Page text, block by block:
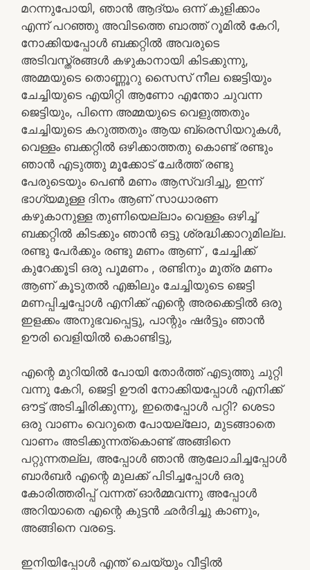
മറന്നുപോയി, ഞാൻ ആദ്യം ഒന്ന് കുളിക്കാം
എന്ന് പറഞ്ഞു അവിടത്തെ ബാത്ത് റൂമിൽ കേറി,
നോക്കിയപ്പോൾ ബക്കറ്റിൽ അവരുടെ
അടിവസ്ത്രങ്ങൾ കഴുകാനായി കിടക്കുന്നു,
അമ്മയുടെ തൊണ്ണൂറു സൈസ് നീല ജെട്ടിയും
ചേച്ചിയുടെ എയിറ്റി ആണോ എന്തോ ചുവന്ന
ജെട്ടിയും, പിന്നെ അമ്മയുടെ വെളുത്തതും
ചേച്ചിയുടെ കറുത്തതും ആയ ബ്രെസിയറുകൾ,
വെള്ളം ബക്കറ്റിൽ ഒഴിക്കാത്തതു കൊണ്ട് രണ്ടും
ഞാൻ എടുത്തു മൂക്കോട് ചേർത്ത് രണ്ടു
പേരുടെയും പെൺ മണം ആസ്വദിച്ചു, ഇന്ന്
ഭാഗ്യമുള്ള ദിനം ആണ് സാധാരണ
കഴുകാനുള്ള തുണിയെല്ലാം വെള്ളം ഒഴിച്ച്
ബക്കറ്റിൽ കിടക്കും ഞാൻ ഒട്ടു ശ്രദ്ധിക്കാറുമില്ല.
രണ്ടു പേർക്കും രണ്ടു മണം ആണ് , ചേച്ചിക്ക്
കുറേക്കൂടി ഒരു പൂമണം , രണ്ടിനും മൂത്ര മണം
ആണ് കൂടുതൽ എങ്കിലും ചേച്ചിയുടെ ജെട്ടി
മണപ്പിച്ചപ്പോൾ എനിക്ക് എന്റെ അരക്കെട്ടിൽ ഒരു
ഇളക്കം അനുഭവപ്പെട്ടു, പാന്റും ഷർട്ടും ഞാൻ
ഊരി വെളിയിൽ കൊണ്ടിട്ടു,
എന്റെ മുറിയിൽ പോയി തോർത്ത് എടുത്തു ചുറ്റി
വന്നു കേറി, ജെട്ടി ഊരി നോക്കിയപ്പോൾ എനിക്ക്
ഔട്ട് അടിച്ചിരിക്കുന്നു, ഇതെപ്പോൾ പറ്റി? ശെടാ
ഒരു വാണം വെറുതെ പോയല്ലോ, മുടങ്ങാതെ
വാണം അടിക്കുന്നത്കൊണ്ട് അങ്ങിനെ
പറ്റുന്നതല്ല, അപ്പോൾ ഞാൻ ആലോചിച്ചപ്പോൾ
ബാർബർ എന്റെ മുലക്ക് പിടിച്ചപ്പോൾ ഒരു
കോരിത്തരിപ്പ് വന്നത് ഓർമ്മവന്നു അപ്പോൾ
അറിയാതെ എന്റെ കുട്ടൻ ഛർദിച്ചു കാണും,
അങ്ങിനെ വരട്ടെ.
ഇനിയിപ്പോൾ എന്ത് ചെയ്യും വീട്ടിൽ